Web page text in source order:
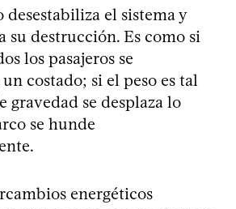
desestabiliza el sistema y
su destrucción. Es como si
los pasajeros se
costado; si el peso es tal
gravedad se desplaza lo
se hunde
energéticos